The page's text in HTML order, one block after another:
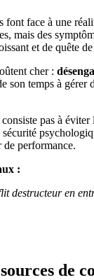
font face à une
mais des
et de quête
cher :
son temps à
pas à
de performance.
:
destructeur en
de